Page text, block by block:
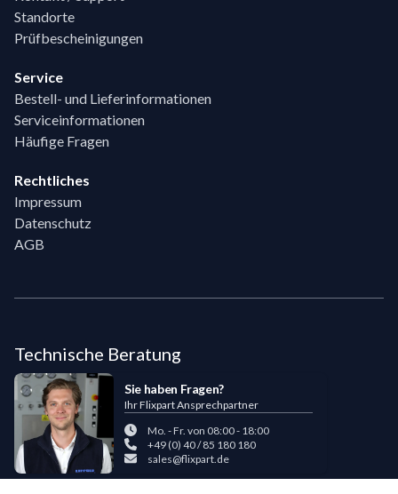
Standorte
Prüfbescheinigungen
Service
Bestell- und Lieferinformationen
Serviceinformationen
Häufige Fragen
Rechtliches
Impressum
Datenschutz
AGB
Technische Beratung
Sie haben Fragen?
Ihr Flixpart Ansprechpartner
Mo. - Fr. von 08:00 - 18:00
+49 (0) 40 / 85 180 180
sales@flixpart.de